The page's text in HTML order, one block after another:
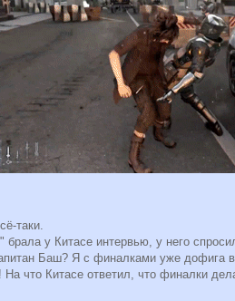
таки.
брала у Китасе интервью, у него
Баш? Я с финалками уже дофига
На что Китасе ответил, что финалки